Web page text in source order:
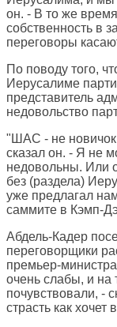
он. - В то же
собственность в
переговоры
По поводу того,
Иерусалиме
представитель
недовольство
"ШАС - не новичок
сказал он. - Я не
недовольны. Или
без (раздела)
уже предлагал
саммите в Кэмп-
Абдель-Кадер
переговорщики
премьер-
очень слабы, и на
почувствовали, -
страсть как